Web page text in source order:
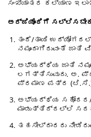
ಸಂಖ್ಯಾತರ ಕಲ್ಯಾಣ
ಅರ್ಜಿಯೊಂದಿಗೆ
ತಂದೆ/ತಾಯಿ
ನಮೂದಾಗಿರುವಂತೆ ಜಾತಿ
ಅಭ್ಯರ್ಥಿಯ ಜಾತಿ
ಲಗತ್ತಿಸುವುದು. ಅ.
ಪ್ರಮಾಣ ಪತ್ರ
ಅಭ್ಯರ್ಥಿಯ ಸಹೋದರ/
ಮಾಡುತ್ತಿದ್ದಲ್ಲಿ ಸದರಿ
ತಹಸೀಲ್ದಾರರು